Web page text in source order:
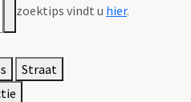
zoektips vindt u hier.
Straat